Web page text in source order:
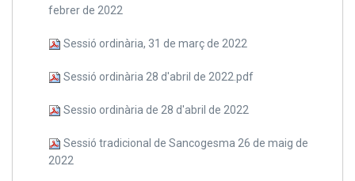
febrer de 2022
Sessió ordinària, 31 de març de 2022
Sessió ordinària 28 d'abril de 2022.pdf
Sessio ordinària de 28 d'abril de 2022
Sessió tradicional de Sancogesma 26 de maig de
2022